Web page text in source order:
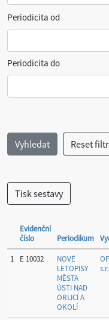
Periodicita od
Periodicita do
Evidenční
číslo
Periodikum
1
E 10032
NOVÉ
LETOPISY
MĚSTA
ÚSTI NAD
ORLICÍ A
OKOLÍ